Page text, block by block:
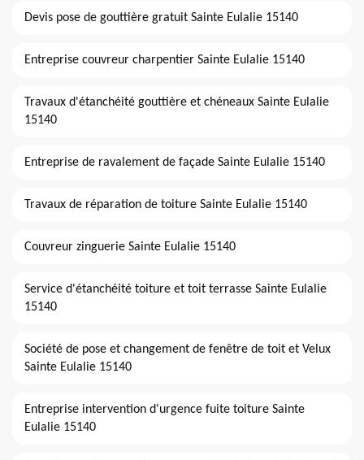
Devis pose de gouttière gratuit Sainte Eulalie 15140
Entreprise couvreur charpentier Sainte Eulalie 15140
Travaux d'étanchéité gouttière et chéneaux Sainte Eulalie
15140
Entreprise de ravalement de façade Sainte Eulalie 15140
Travaux de réparation de toiture Sainte Eulalie 15140
Couvreur zinguerie Sainte Eulalie 15140
Service d'étanchéité toiture et toit terrasse Sainte Eulalie
15140
Société de pose et changement de fenêtre de toit et Velux
Sainte Eulalie 15140
Entreprise intervention d'urgence fuite toiture Sainte
Eulalie 15140